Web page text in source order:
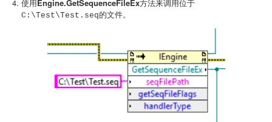
使用Engine.GetSequenceFileEx方法来调用位于
C:\Test\Test.seq的文件。